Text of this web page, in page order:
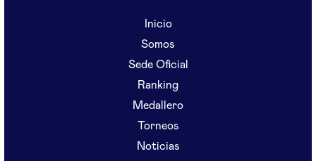
Inicio
Somos
Sede Oficial
Ranking
Medallero
Torneos
Noticias